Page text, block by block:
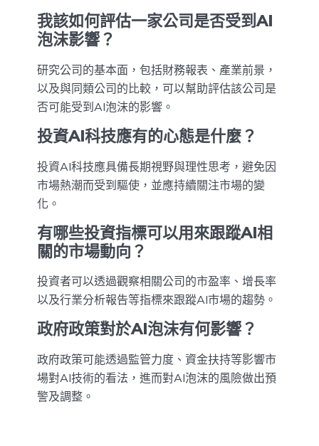
我該如何評估一家公司是否受到AI
泡沫影響？
研究公司的基本面，包括財務報表、產業前景，
以及與同類公司的比較，可以幫助評估該公司是
否可能受到AI泡沫的影響。
投資AI科技應有的心態是什麼？
投資AI科技應具備長期視野與理性思考，避免因
市場熱潮而受到驅使，並應持續關注市場的變
化。
有哪些投資指標可以用來跟蹤AI相
關的市場動向？
投資者可以透過觀察相關公司的市盈率、增長率
以及行業分析報告等指標來跟蹤AI市場的趨勢。
政府政策對於AI泡沫有何影響？
政府政策可能透過監管力度、資金扶持等影響市
場對AI技術的看法，進而對AI泡沫的風險做出預
警及調整。